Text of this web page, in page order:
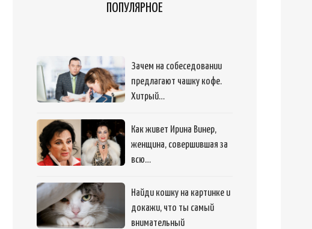
ПОПУЛЯРНОЕ
Зачем на собеседовании
предлагают чашку кофе.
Хитрый…
Как живет Ирина Винер,
женщина, совершившая за
всю…
Найди кошку на картинке и
докажи, что ты самый
внимательный